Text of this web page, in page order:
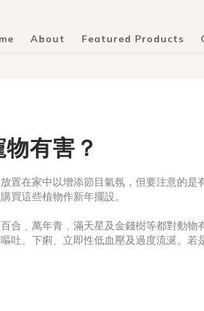
About Featured Products
有害？
置在家中以增添節目氣氛，但要注意的
買這些植物作新年擺設。
合﹑萬年青﹑滿天星及金錢樹等都對動物
吐、下痢、立即性低血壓及過度流涎。若